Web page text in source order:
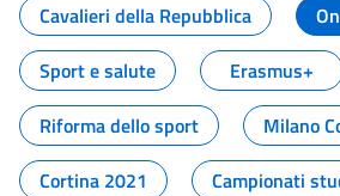
Cavalieri della Repubblica
Sport e salute
Erasmus+
Riforma dello sport
Milano
Cortina 2021
Campionati